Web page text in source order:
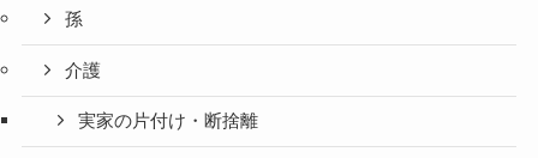
孫
介護
実家の片付け・断捨離